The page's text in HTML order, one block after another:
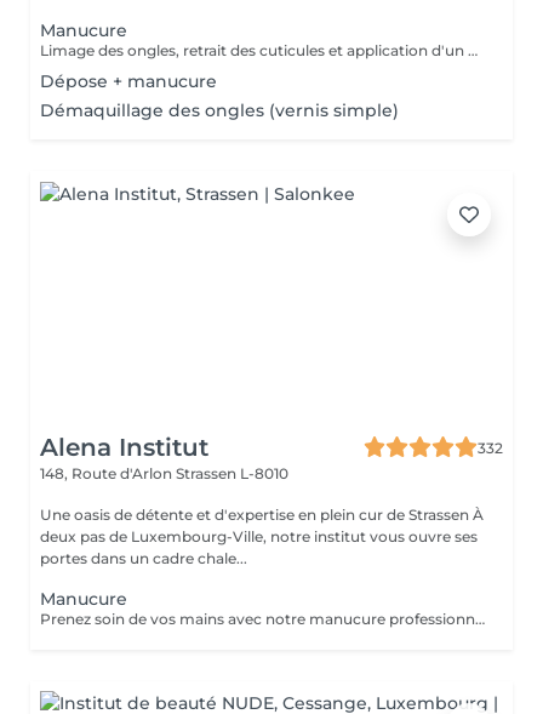
Manucure
Limage des ongles, retrait des cuticules et application d'un vernis protecteur si besoin.
Dépose + manucure
Démaquillage des ongles (vernis simple)
Alena Institut
332
148, Route d'Arlon Strassen L-8010
Une oasis de détente et d'expertise en plein cur de Strassen À
deux pas de Luxembourg-Ville, notre institut vous ouvre ses
portes dans un cadre chale...
Manucure
Prenez soin de vos mains avec notre manucure professionnelle, pour des ongles soignés et une peau douce. - Limage et modelage précis des ongles - Soin des cuticules et hydratation des mains - Finition base fortifiante ou non Chaque séance est réalisée avec soin pour un résultat élégant et raffiné.